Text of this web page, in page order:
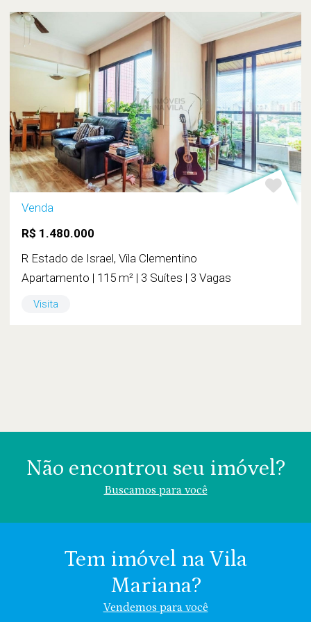
Venda
R$ 1.480.000
R Estado de Israel, Vila Clementino
Apartamento | 115 m² | 3 Suítes | 3 Vagas
Visita
Não encontrou seu imóvel?
Buscamos para você
Valor (R$)
Tem imóvel na Vila
Mariana?
Vendemos para você